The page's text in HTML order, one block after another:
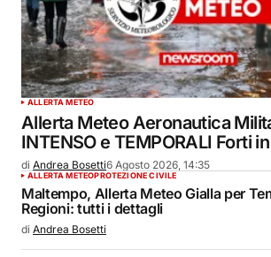
ALLERTA METEO
Allerta Meteo Aeronautica
INTENSO e TEMPORALI Forti
di Andrea Bosetti6 Agosto 2026, 14:35
ALLERTA METEOPROTEZIONE CIVILE
Maltempo, Allerta Meteo Gialla per
Regioni: tutti i dettagli
di Andrea Bosetti